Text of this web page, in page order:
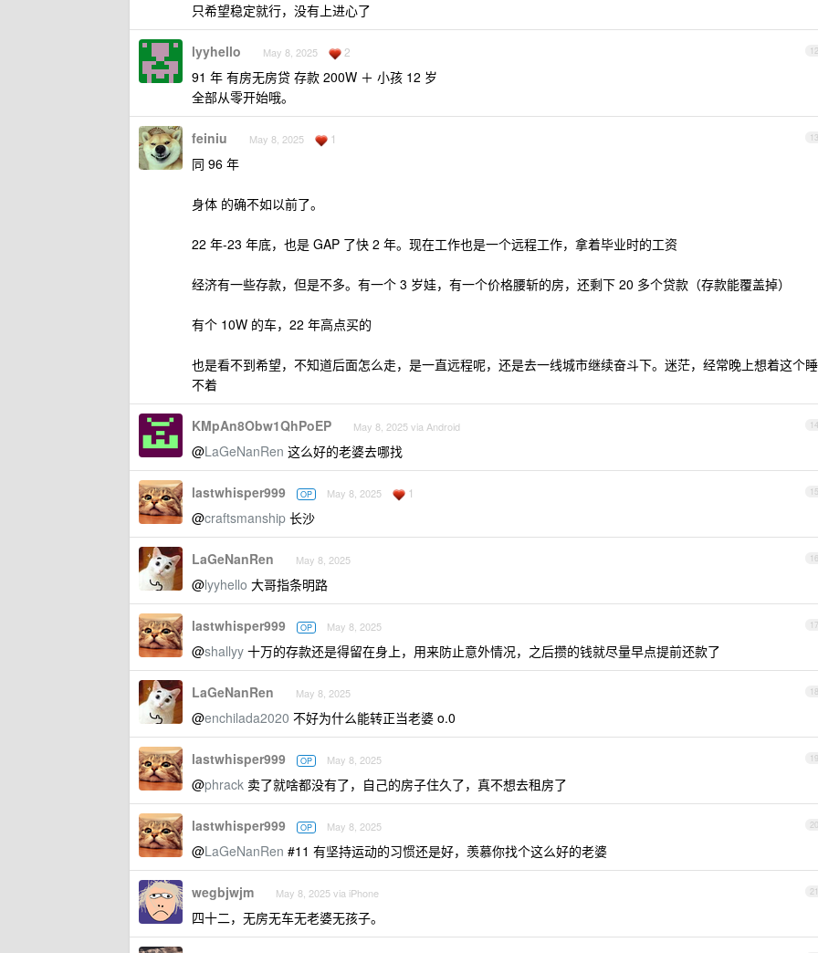
只希望稳定就行，没有上进心了
12
lyyhello May 8, 2025 2
91 年 有房无房贷 存款 200W ＋ 小孩 12 岁
全部从零开始哦。
13
feiniu May 8, 2025 1
同 96 年
身体 的确不如以前了。
22 年-23 年底，也是 GAP 了快 2 年。现在工作也是一个远程工作，拿着毕业时的工资
经济有一些存款，但是不多。有一个 3 岁娃，有一个价格腰斩的房，还剩下 20 多个贷款（存款能覆盖掉）
有个 10W 的车，22 年高点买的
也是看不到希望，不知道后面怎么走，是一直远程呢，还是去一线城市继续奋斗下。迷茫，经常晚上想着这个睡
不着
14
KMpAn8Obw1QhPoEP May 8, 2025 via Android
@LaGeNanRen 这么好的老婆去哪找
15
lastwhisper999 OP May 8, 2025 1
@craftsmanship 长沙
16
LaGeNanRen May 8, 2025
@lyyhello 大哥指条明路
17
lastwhisper999 OP May 8, 2025
@shallyy 十万的存款还是得留在身上，用来防止意外情况，之后攒的钱就尽量早点提前还款了
18
LaGeNanRen May 8, 2025
@enchilada2020 不好为什么能转正当老婆 o.0
19
lastwhisper999 OP May 8, 2025
@phrack 卖了就啥都没有了，自己的房子住久了，真不想去租房了
20
lastwhisper999 OP May 8, 2025
@LaGeNanRen #11 有坚持运动的习惯还是好，羡慕你找个这么好的老婆
21
wegbjwjm May 8, 2025 via iPhone
四十二，无房无车无老婆无孩子。